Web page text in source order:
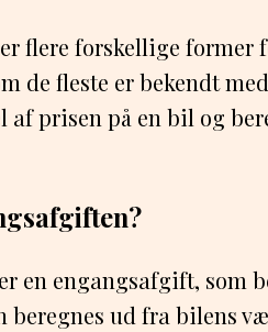
flere forskellige former
de fleste er bekendt
af prisen på en bil og
en engangsafgift, som
ud fra bilens